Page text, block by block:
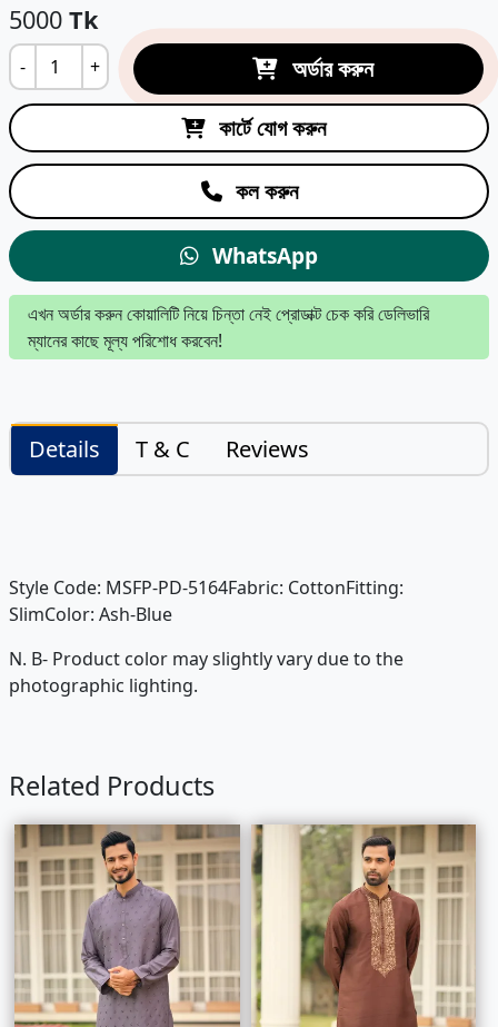
5000 Tk
- + অর্ডার করুন
কার্টে যোগ করুন
কল করুন
WhatsApp
এখন অর্ডার করুন কোয়ালিটি নিয়ে চিন্তা নেই প্রোডাক্ট চেক করি ডেলিভারি
ম্যানের কাছে মূল্য পরিশোধ করবেন!
Details T & C Reviews
Style Code: MSFP-PD-5164Fabric: CottonFitting:
SlimColor: Ash-Blue
N. B- Product color may slightly vary due to the
photographic lighting.
Related Products